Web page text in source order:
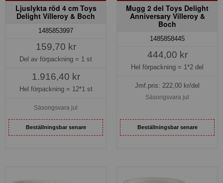
Ljuslykta röd 4 cm Toys
Delight Villeroy & Boch
1485853997
159,70 kr
Del av förpackning = 1 st
1.916,40 kr
Hel förpackning = 12*1 st
Säsongsvara jul
Beställningsbar senare
Mugg 2 del Toys Delight
Anniversary Villeroy &
Boch
1485858445
444,00 kr
Hel förpackning = 1*2 del
Jmf.pris: 222,00 kr/del
Säsongsvara jul
Beställningsbar senare